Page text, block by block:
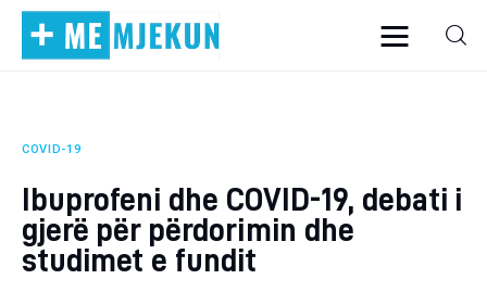
Alergjite
Dermatologji
COVID-19
Ibuprofeni dhe COVID-19, debati i
gjerë për përdorimin dhe
studimet e fundit